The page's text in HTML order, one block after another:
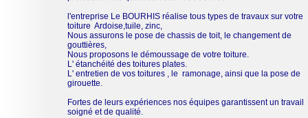
l'entreprise Le BOURHIS réalise tous types de travaux sur votre
toiture Ardoise,tuile, zinc,
Nous assurons le pose de chassis de toit, le changement de
gouttières,
Nous proposons le démoussage de votre toiture.
L' étanchéité des toitures plates.
L' entretien de vos toitures , le ramonage, ainsi que la pose de
girouette.
Fortes de leurs expériences nos équipes garantissent un travail
soigné et de qualité.